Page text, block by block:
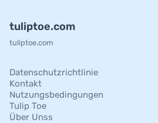
tuliptoe.com
tuliptoe.com
Datenschutzrichtlinie
Kontakt
Nutzungsbedingungen
Tulip Toe
Über Unss